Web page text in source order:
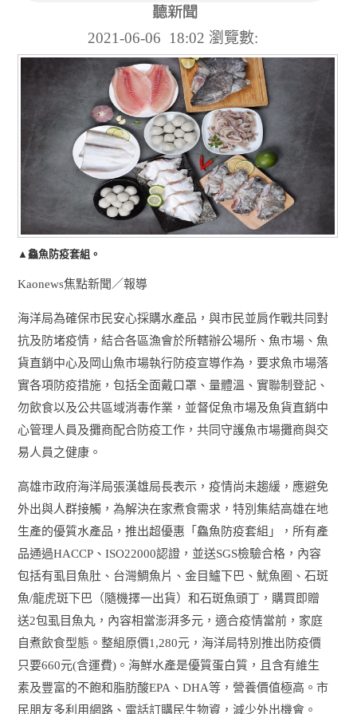
2021-06-06 18:02 瀏覽數:
▲鱻魚防疫套組。
Kaonews焦點新聞／報導
海洋局為確保市民安心採購水產品，與市民並肩作戰共同對
抗及防堵疫情，結合各區漁會於所轄辦公場所、魚市場、魚
貨直銷中心及岡山魚市場執行防疫宣導作為，要求魚市場落
實各項防疫措施，包括全面戴口罩、量體溫、實聯制登記、
勿飲食以及公共區域消毒作業，並督促魚市場及魚貨直銷中
心管理人員及攤商配合防疫工作，共同守護魚市場攤商與交
易人員之健康。
高雄市政府海洋局張漢雄局長表示，疫情尚未趨緩，應避免
外出與人群接觸，為解決在家煮食需求，特別集結高雄在地
生產的優質水產品，推出超優惠「鱻魚防疫套組」，所有產
品通過HACCP、ISO22000認證，並送SGS檢驗合格，內容
包括有虱目魚肚、台灣鯛魚片、金目鱸下巴、魷魚圈、石斑
魚/龍虎斑下巴（隨機擇一出貨）和石斑魚頭丁，購買即贈
送2包虱目魚丸，內容相當澎湃多元，適合疫情當前，家庭
自煮飲食型態。整組原價1,280元，海洋局特別推出防疫價
只要660元(含運費)。海鮮水產是優質蛋白質，且含有維生
素及豐富的不飽和脂肪酸EPA、DHA等，營養價值極高。市
民朋友多利用網路、電話訂購民生物資，減少外出機會。